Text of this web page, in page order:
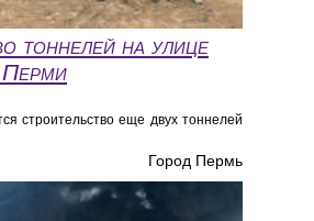
тоннелей на улице
строительство еще двух тоннелей
Город Пермь